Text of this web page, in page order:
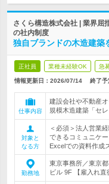
さくら構造株式会社 | 業界屈
の社内制度
独自ブランドの木造建築
正社員 業種未経験OK 急
情報更新日：2026/07/14 終了予
仕事内容
建設会社や不動産
規模木造建築「セ
対象と
なる方
＜必須＞法人営業
できるコミュニケ
Excelでの資料作成
勤務地
東京事務所／東京
ビル 9F 【雇入れ直